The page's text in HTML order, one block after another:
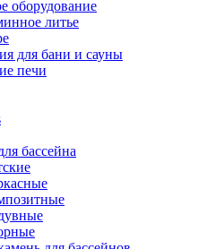
оборудование
литье
для бани и сауны
печи
бассейна